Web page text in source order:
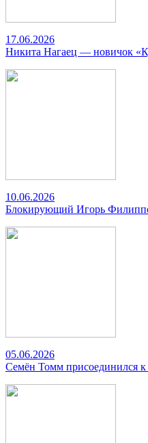
17.06.2026
Никита Нагаец — новичок
10.06.2026
Блокирующий Игорь
05.06.2026
Семён Томм присоединился к